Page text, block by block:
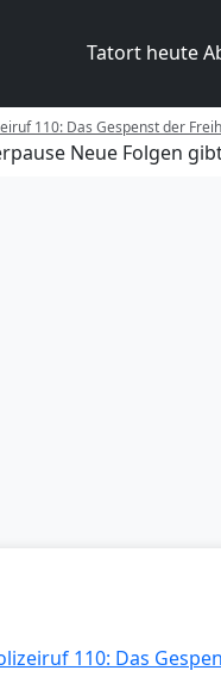
Tatort heute
110: Das Gespenst der
Neue Folgen
110: Das